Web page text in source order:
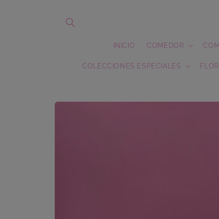
INICIO COMEDOR
COLECCIONES ESPECIALES
directamente